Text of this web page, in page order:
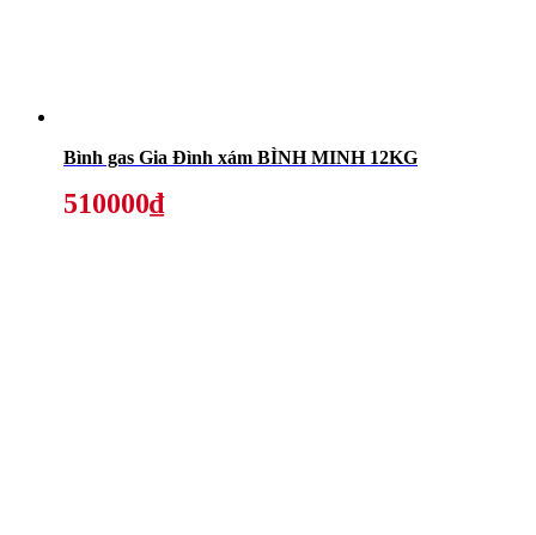
Bình gas Gia Đình xám BÌNH MINH 12KG
510000₫